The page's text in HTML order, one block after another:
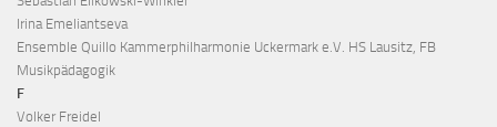
Irina Emeliantseva
Ensemble Quillo Kammerphilharmonie Uckermark e.V. HS Lausitz, FB
Musikpädagogik
F
Volker Freidel